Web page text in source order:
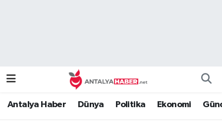
Antalya Haber Dünya Politika Ekonomi
Namaz Vakitleri